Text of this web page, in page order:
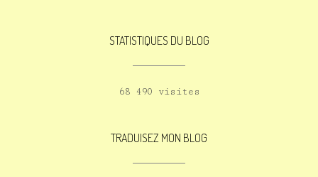
STATISTIQUES DU BLOG
68 490 visites
TRADUISEZ MON BLOG